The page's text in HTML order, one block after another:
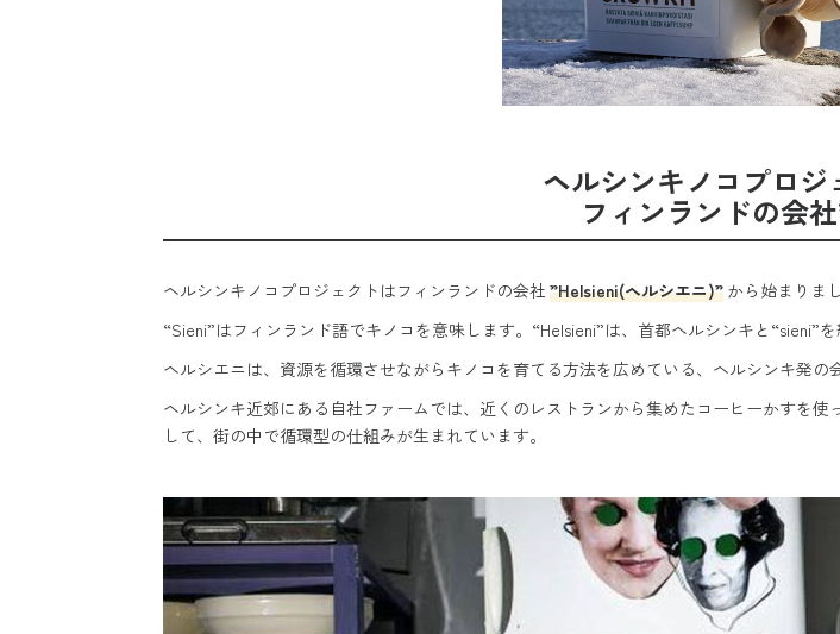
ヘルシンキノコプロ
フィンランドの会社
ヘルシンキノコプロジェクトはフィンランドの会社 ”Helsieni(ヘルシエニ)” から始まりまし
“Sieni”はフィンランド語でキノコを意味します。“Helsieni”は、首都ヘルシンキと“sieni”
ヘルシエニは、資源を循環させながらキノコを育てる方法を広めている、ヘルシンキ発の
ヘルシンキ近郊にある自社ファームでは、近くのレストランから集めたコーヒーかすを
して、街の中で循環型の仕組みが生まれています。